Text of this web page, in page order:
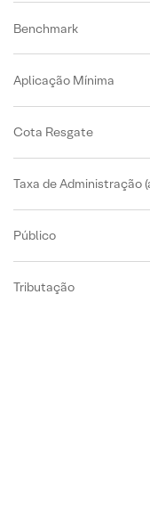
Benchmark
Aplicação Mínima
Cota Resgate
Taxa de Administração
Público
Tributação